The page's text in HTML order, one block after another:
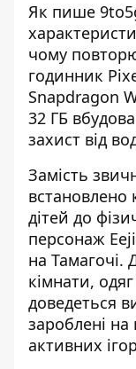
Як пише
чому
годинник
Snapdragon
32 ГБ
захист від
Замість
встановлено
дітей до
персонаж
на Тамагочі.
кімнати,
доведеться
зароблені на
активних